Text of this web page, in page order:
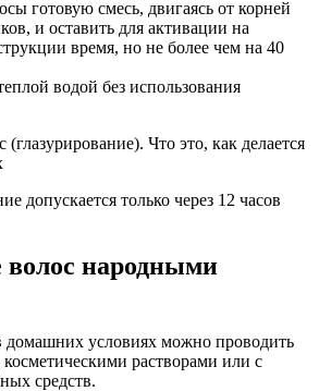
готовую смесь, двигаясь от корней
и оставить для активации на
время, но не более чем на 40
водой без использования
допускается только через 12 часов
волос народными
домашних условиях можно проводить
растворами или с
средств.